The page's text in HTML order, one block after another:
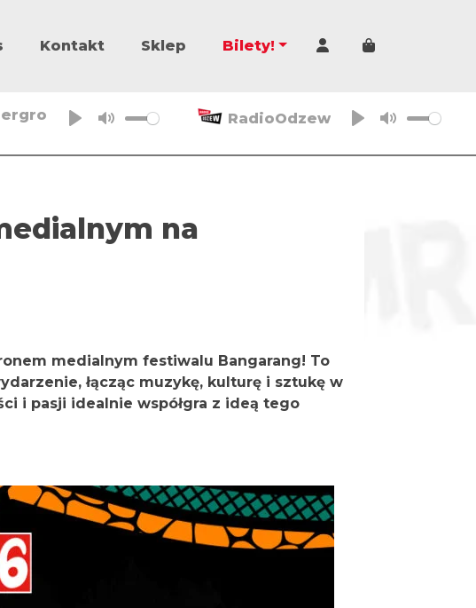
Kontakt Sklep Bilety! Cart
l
u
RadioOdzew
l
u
na
medialnym festiwalu Bangarang! To
łącząc muzykę, kulturę i sztukę w
i pasji idealnie współgra z ideą tego